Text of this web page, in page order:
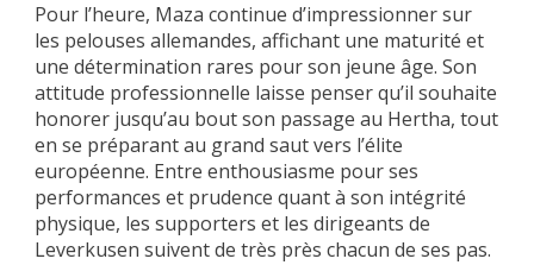
Pour l’heure, Maza continue d’impressionner sur
les pelouses allemandes, affichant une maturité et
une détermination rares pour son jeune âge. Son
attitude professionnelle laisse penser qu’il souhaite
honorer jusqu’au bout son passage au Hertha, tout
en se préparant au grand saut vers l’élite
européenne. Entre enthousiasme pour ses
performances et prudence quant à son intégrité
physique, les supporters et les dirigeants de
Leverkusen suivent de très près chacun de ses pas.